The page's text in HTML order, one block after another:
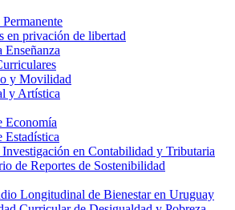
en privación de libertad
y Movilidad
y Artística
Economía
Estadística
en Contabilidad y Tributaria
de Reportes de Sostenibilidad
Longitudinal de Bienestar en Uruguay